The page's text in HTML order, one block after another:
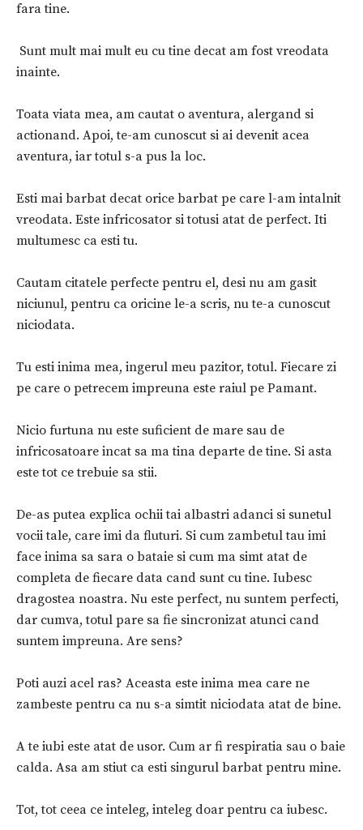
fara tine.
Sunt mult mai mult eu cu tine decat am fost vreodata
inainte.
Toata viata mea, am cautat o aventura, alergand si
actionand. Apoi, te-am cunoscut si ai devenit acea
aventura, iar totul s-a pus la loc.
Esti mai barbat decat orice barbat pe care l-am intalnit
vreodata. Este infricosator si totusi atat de perfect. Iti
multumesc ca esti tu.
Cautam citatele perfecte pentru el, desi nu am gasit
niciunul, pentru ca oricine le-a scris, nu te-a cunoscut
niciodata.
Tu esti inima mea, ingerul meu pazitor, totul. Fiecare zi
pe care o petrecem impreuna este raiul pe Pamant.
Nicio furtuna nu este suficient de mare sau de
infricosatoare incat sa ma tina departe de tine. Si asta
este tot ce trebuie sa stii.
De-as putea explica ochii tai albastri adanci si sunetul
vocii tale, care imi da fluturi. Si cum zambetul tau imi
face inima sa sara o bataie si cum ma simt atat de
completa de fiecare data cand sunt cu tine. Iubesc
dragostea noastra. Nu este perfect, nu suntem perfecti,
dar cumva, totul pare sa fie sincronizat atunci cand
suntem impreuna. Are sens?
Poti auzi acel ras? Aceasta este inima mea care ne
zambeste pentru ca nu s-a simtit niciodata atat de bine.
A te iubi este atat de usor. Cum ar fi respiratia sau o baie
calda. Asa am stiut ca esti singurul barbat pentru mine.
Tot, tot ceea ce inteleg, inteleg doar pentru ca iubesc.